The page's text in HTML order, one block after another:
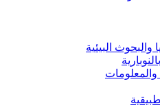
والبحوث البيئية